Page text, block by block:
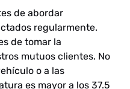
de abordar
regularmente.
de tomar la
mutuos clientes. No
o a las
es mayor a los 37.5